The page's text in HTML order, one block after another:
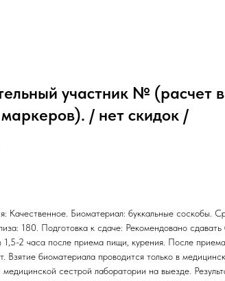
участник № (расчет
/ нет скидок /
Качественное. Биоматериал: буккальные соскобы.
180. Подготовка к сдаче: Рекомендовано
1,5-2 часа после приема пищи, курения. После
Взятие биоматериала проводится только в
медицинской сестрой лаборатории на выезде.